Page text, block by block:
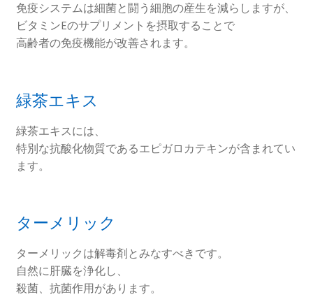
免疫システムは細菌と闘う細胞の産生を減らしますが、
ビタミンEのサプリメントを摂取することで
高齢者の免疫機能が改善されます。
緑茶エキス
緑茶エキスには、
特別な抗酸化物質であるエピガロカテキンが含まれてい
ます。
ターメリック
ターメリックは解毒剤とみなすべきです。
自然に肝臓を浄化し、
殺菌、抗菌作用があります。